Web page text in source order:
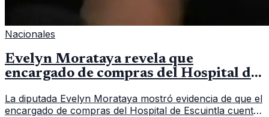
Nacionales
Evelyn Morataya revela que
encargado de compras del Hospital de
La diputada Evelyn Morataya mostró evidencia de que el
encargado de compras del Hospital de Escuintla cuenta